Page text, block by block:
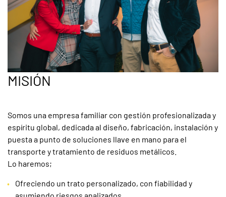
MISIÓN
Somos una empresa familiar con gestión profesionalizada y
espíritu global, dedicada al diseño, fabricación, instalación y
puesta a punto de soluciones llave en mano para el
transporte y tratamiento de residuos metálicos.
Lo haremos;
Ofreciendo un trato personalizado, con fiabilidad y